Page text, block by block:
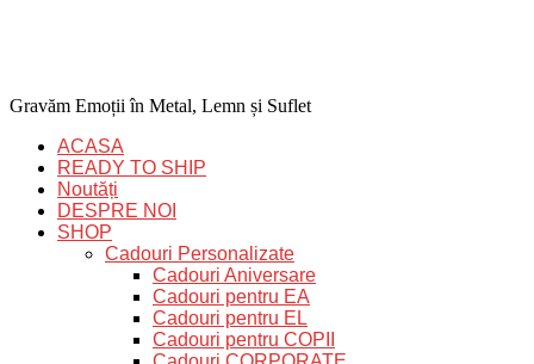
Gravăm Emoții în Metal, Lemn și Suflet
ACASA
READY TO SHIP
Noutăți
DESPRE NOI
SHOP
Cadouri Personalizate
Cadouri Aniversare
Cadouri pentru EA
Cadouri pentru EL
Cadouri pentru COPII